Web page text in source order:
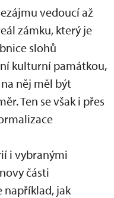
vedoucí až
zámku, který je
slohů
kulturní památkou,
něj měl být
Ten se však i přes
i vybranými
části
například, jak